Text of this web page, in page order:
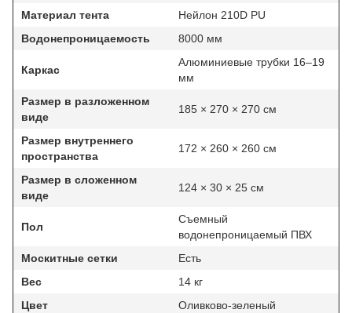
Материал тента
Нейлон 210D PU
Водонепроницаемость
8000 мм
Каркас
Алюминиевые трубки 16–19
мм
Размер в разложенном
виде
185 × 270 × 270 см
Размер внутреннего
пространства
172 × 260 × 260 см
Размер в сложенном
виде
124 × 30 × 25 см
Пол
Съемный
водонепроницаемый ПВХ
Москитные сетки
Есть
Вес
14 кг
Цвет
Оливково-зеленый